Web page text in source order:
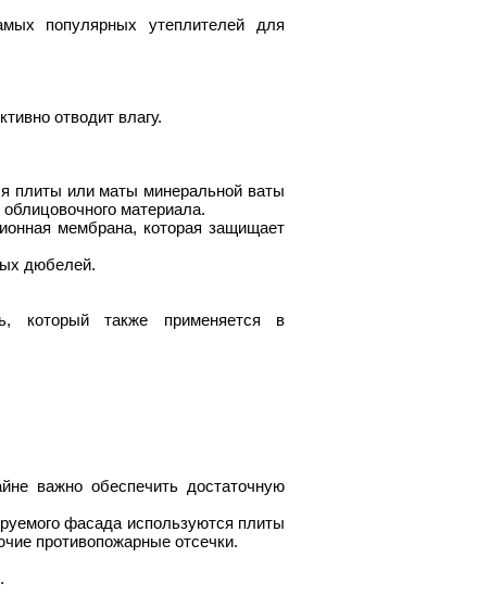
популярных утеплителей для
отводит влагу.
плиты или маты минеральной ваты
материала.
мембрана, которая защищает
дюбелей.
который также применяется в
важно обеспечить достаточную
фасада используются плиты
противопожарные отсечки.